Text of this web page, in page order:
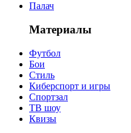
Палач
Материалы
Футбол
Бои
Стиль
Киберспорт и игры
Спортзал
ТВ шоу
Квизы